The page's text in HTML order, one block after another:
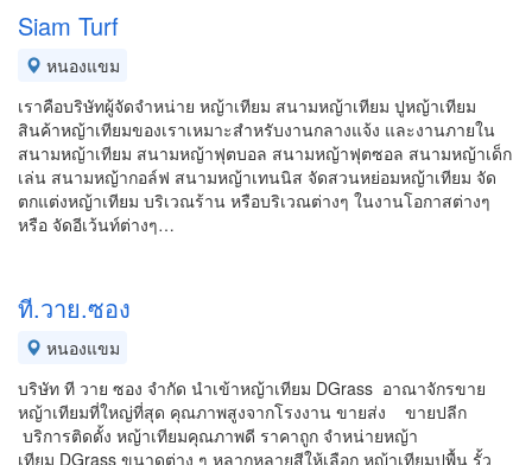
Siam Turf
หนองแขม
เราคือบริษัทผู้จัดจำหน่าย หญ้าเทียม สนามหญ้าเทียม ปูหญ้าเทียม
สินค้าหญ้าเทียมของเราเหมาะสำหรับงานกลางแจ้ง และงานภายใน
สนามหญ้าเทียม สนามหญ้าฟุตบอล สนามหญ้าฟุตซอล สนามหญ้าเด็ก
เล่น สนามหญ้ากอล์ฟ สนามหญ้าเทนนิส จัดสวนหย่อมหญ้าเทียม จัด
ตกแต่งหญ้าเทียม บริเวณร้าน หรือบริเวณต่างๆ ในงานโอกาสต่างๆ
หรือ จัดอีเว้นท์ต่างๆ…
ที.วาย.ซอง
หนองแขม
บริษัท ที วาย ซอง จำกัด นำเข้าหญ้าเทียม DGrass อาณาจักรขาย
หญ้าเทียมที่ใหญ่ที่สุด คุณภาพสูงจากโรงงาน ขายส่ง ขายปลีก
บริการติดดั้ง หญ้าเทียมคุณภาพดี ราคาถูก จำหน่ายหญ้า
เทียม DGrass ขนาดต่าง ๆ หลากหลายสีให้เลือก หญ้าเทียมปูพื้น รั้ว